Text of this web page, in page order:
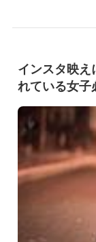
インスタ映え
れている女子